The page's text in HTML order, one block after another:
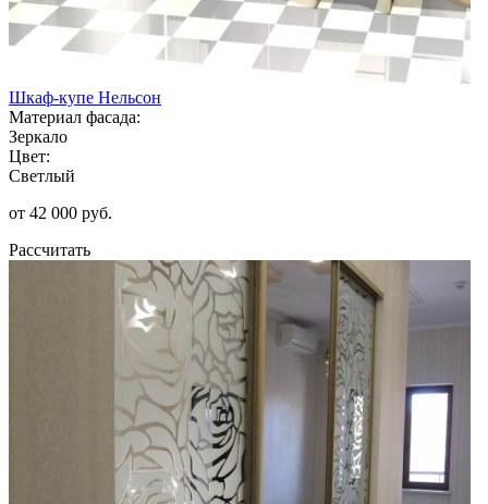
Шкаф-купе Нельсон
Материал фасада:
Зеркало
Цвет:
Светлый
от 42 000 руб.
Рассчитать